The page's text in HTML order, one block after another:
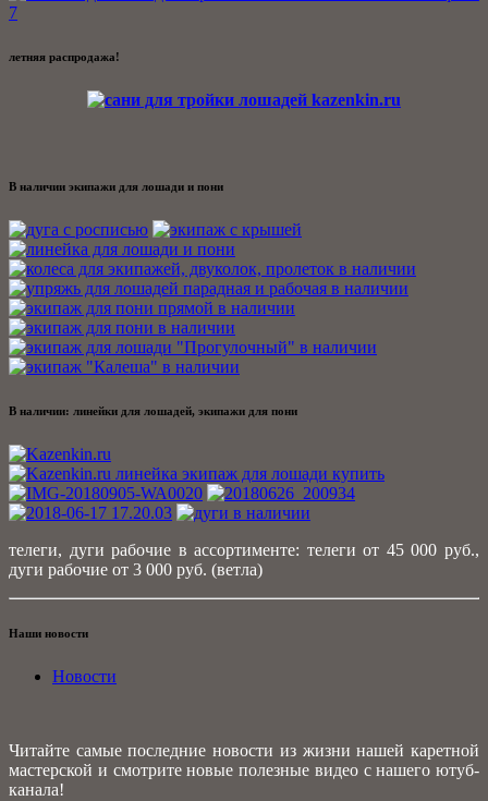
летняя распродажа!
В наличии экипажи для лошади и пони
В наличии: линейки для лошадей, экипажи для пони
телеги, дуги рабочие в ассортименте: телеги от 45 000 руб.,
дуги рабочие от 3 000 руб. (ветла)
Наши новости
Новости
Читайте самые последние новости из жизни нашей каретной
мастерской и смотрите новые полезные видео с нашего ютуб-
канала!